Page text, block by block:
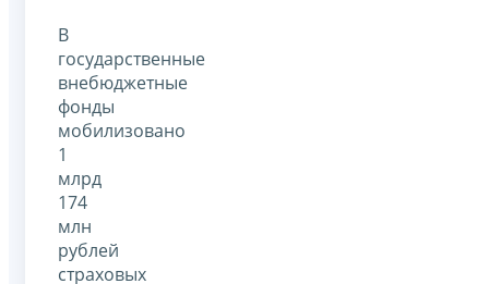
В
государственные
внебюджетные
фонды
мобилизовано
1
млрд
174
млн
рублей
страховых